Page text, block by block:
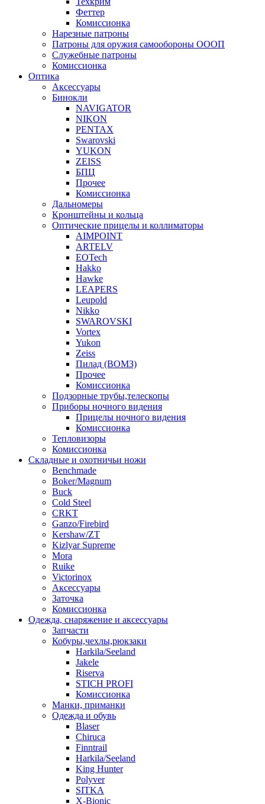
Феттер
Комиссионка
Нарезные патроны
Патроны для оружия самообороны ОООП
Служебные патроны
Комиссионка
Оптика
Аксессуары
Бинокли
NAVIGATOR
NIKON
PENTAX
Swarovski
YUKON
ZEISS
БПЦ
Прочее
Комиссионка
Дальномеры
Кронштейны и кольца
Оптические прицелы и коллиматоры
AIMPOINT
ARTELV
EOTech
Hakko
Hawke
LEAPERS
Leupold
Nikko
SWAROVSKI
Vortex
Yukon
Zeiss
Пилад (ВОМЗ)
Прочее
Комиссионка
Подзорные трубы,телескопы
Приборы ночного видения
Прицелы ночного видения
Комиссионка
Тепловизоры
Комиссионка
Складные и охотничьи ножи
Benchmade
Boker/Magnum
Buck
Cold Steel
CRKT
Ganzo/Firebird
Kershaw/ZT
Kizlyar Supreme
Mora
Ruike
Victorinox
Аксессуары
Заточка
Комиссионка
Одежда, снаряжение и аксессуары
Запчасти
Кобуры,чехлы,рюкзаки
Harkila/Seeland
Jakele
Riserva
STICH PROFI
Комиссионка
Манки, приманки
Одежда и обувь
Blaser
Chiruca
Finntrail
Harkila/Seeland
King Hunter
Polyver
SITKA
X-Bionic